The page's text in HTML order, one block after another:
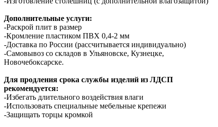
Дополнительные услуги:
-Раскрой плит в размер
-Кромление пластиком ПВХ 0,4-2 мм
-Доставка по России (рассчитывается индивидуально)
-Самовывоз со складов в Ульяновске, Кузнецке,
Новочебоксарске.
Для продления срока службы изделий из ЛДСП
рекомендуется:
-Избегать длительного воздействия влаги
-Использовать специальные мебельные крепежи
-Защищать торцы кромкой